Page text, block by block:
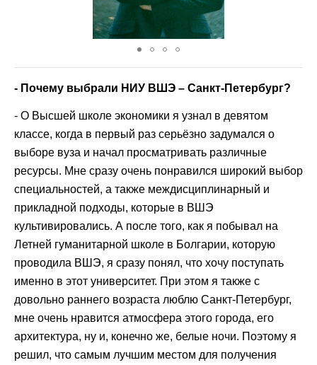
- Почему выбрали НИУ ВШЭ – Санкт-Петербург?
- О Высшей школе экономики я узнал в девятом
классе, когда в первый раз серьёзно задумался о
выборе вуза и начал просматривать различные
ресурсы. Мне сразу очень понравился широкий выбор
специальностей, а также междисциплинарный и
прикладной подходы, которые в ВШЭ
культивировались. А после того, как я побывал на
Летней гуманитарной школе в Болгарии, которую
проводила ВШЭ, я сразу понял, что хочу поступать
именно в этот университет. При этом я также с
довольно раннего возраста люблю Санкт-Петербург,
мне очень нравится атмосфера этого города, его
архитектура, ну и, конечно же, белые ночи. Поэтому я
решил, что самым лучшим местом для получения